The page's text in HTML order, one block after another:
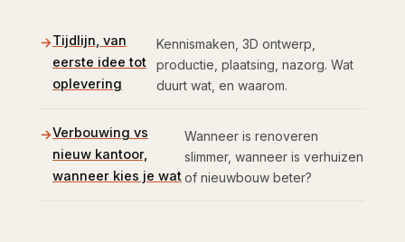
Tijdlijn, van
eerste idee tot
oplevering
Kennismaken, 3D ontwerp,
productie, plaatsing, nazorg. Wat
duurt wat, en waarom.
Verbouwing vs
nieuw kantoor,
wanneer kies je wat
Wanneer is renoveren
slimmer, wanneer is verhuizen
of nieuwbouw beter?